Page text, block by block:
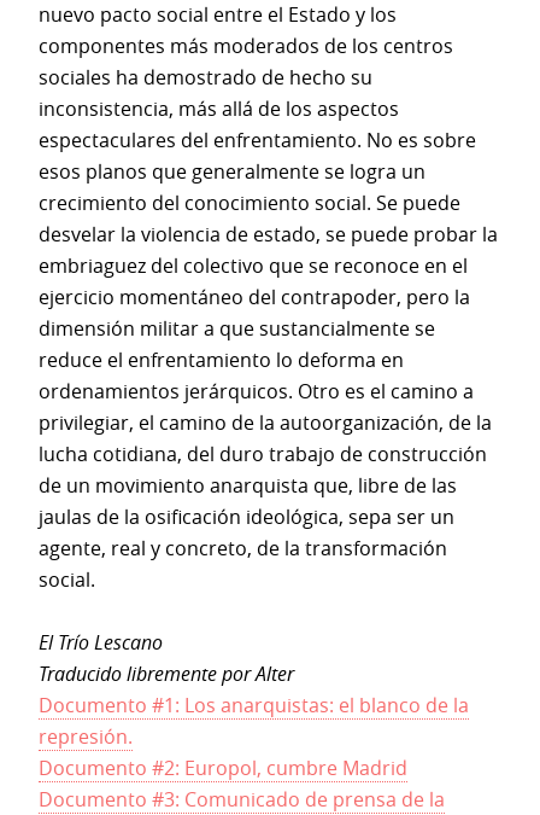
nuevo pacto social entre el Estado y los
componentes más moderados de los centros
sociales ha demostrado de hecho su
inconsistencia, más allá de los aspectos
espectaculares del enfrentamiento. No es sobre
esos planos que generalmente se logra un
crecimiento del conocimiento social. Se puede
desvelar la violencia de estado, se puede probar la
embriaguez del colectivo que se reconoce en el
ejercicio momentáneo del contrapoder, pero la
dimensión militar a que sustancialmente se
reduce el enfrentamiento lo deforma en
ordenamientos jerárquicos. Otro es el camino a
privilegiar, el camino de la autoorganización, de la
lucha cotidiana, del duro trabajo de construcción
de un movimiento anarquista que, libre de las
jaulas de la osificación ideológica, sepa ser un
agente, real y concreto, de la transformación
social.
El Trío Lescano
Traducido libremente por Alter
Documento #1: Los anarquistas: el blanco de la
represión.
Documento #2: Europol, cumbre Madrid
Documento #3: Comunicado de prensa de la